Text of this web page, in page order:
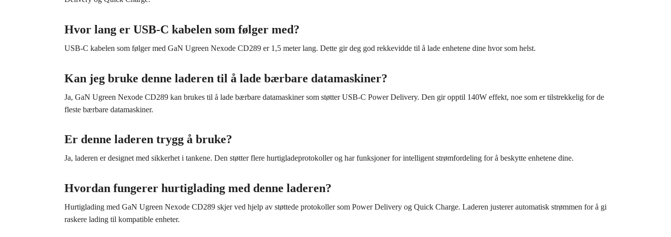
Hvor lang er USB-C kabelen som følger med?
USB-C kabelen som følger med GaN Ugreen Nexode CD289 er 1,5 meter lang. Dette gir deg god rekkevidde til å lade enhetene dine hvor som helst.
Kan jeg bruke denne laderen til å lade bærbare datamaskiner?
Ja, GaN Ugreen Nexode CD289 kan brukes til å lade bærbare datamaskiner som støtter USB-C Power Delivery. Den gir opptil 140W effekt, noe som er tilstrekkelig for de
fleste bærbare datamaskiner.
Er denne laderen trygg å bruke?
Ja, laderen er designet med sikkerhet i tankene. Den støtter flere hurtigladeprotokoller og har funksjoner for intelligent strømfordeling for å beskytte enhetene dine.
Hvordan fungerer hurtiglading med denne laderen?
Hurtiglading med GaN Ugreen Nexode CD289 skjer ved hjelp av støttede protokoller som Power Delivery og Quick Charge. Laderen justerer automatisk strømmen for å gi
raskere lading til kompatible enheter.